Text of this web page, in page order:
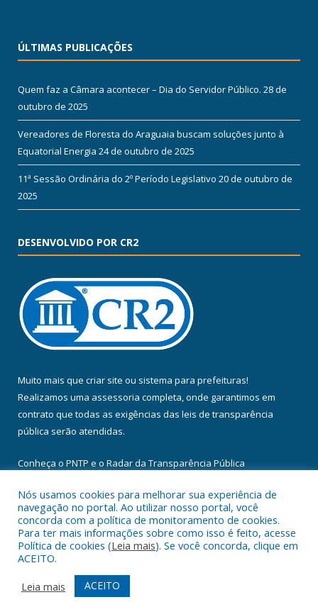
ÚLTIMAS PUBLICAÇÕES
Quem faz a Câmara acontecer – Dia do Servidor Público. 28 de
outubro de 2025
Vereadores de Floresta do Araguaia buscam soluções junto à
Equatorial Energia 24 de outubro de 2025
11ª Sessão Ordinária do 2º Período Legislativo 20 de outubro de
2025
DESENVOLVIDO POR CR2
Muito mais que criar site ou sistema para prefeituras!
Realizamos uma assessoria completa, onde garantimos em
contrato que todas as exigências das leis de transparência
pública serão atendidas.
Conheça o PNTP e o Radar da Transparência Pública
Todos os direitos reservados a Câmara Municipal de Floresta do
Araguaia.
Mapa do Site
Acessar Área Administrativa
Acessar Webmail
Nós usamos cookies para melhorar sua experiência de
navegação no portal. Ao utilizar nosso portal, você
concorda com a política de monitoramento de cookies.
Para ter mais informações sobre como isso é feito, acesse
Política de cookies (Leia mais). Se você concorda, clique em
ACEITO.
Leia mais
ACEITO